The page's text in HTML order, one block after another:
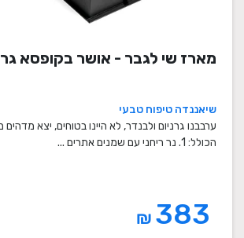
מארז שי לגבר - אושר בקופסא
שיאננדה טיפוח טבעי
ערבבנו גרניום ולבנדר, לא היינו בטוחים, יצא
הכולל: 1. נר ריחני עם שמנים אתרים ...
₪